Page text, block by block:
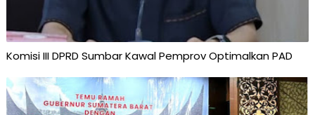
Komisi III DPRD Sumbar Kawal Pemprov Optimalkan PAD